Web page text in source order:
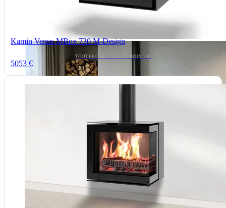
Kamin Venus MBox 730 M-Design
TOOTEKOOD: VENUS MBOX 730
5053 €